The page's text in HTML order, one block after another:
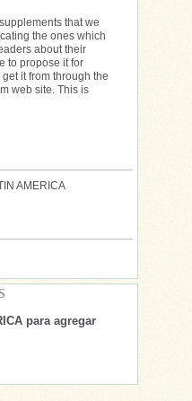
that we
the ones which
about their
to propose it for
it from through the
web site. This is
AMERICA
para agregar